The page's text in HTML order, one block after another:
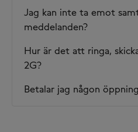
Jag kan inte ta emot
meddelanden?
Hur är det att ringa,
2G?
Betalar jag någon